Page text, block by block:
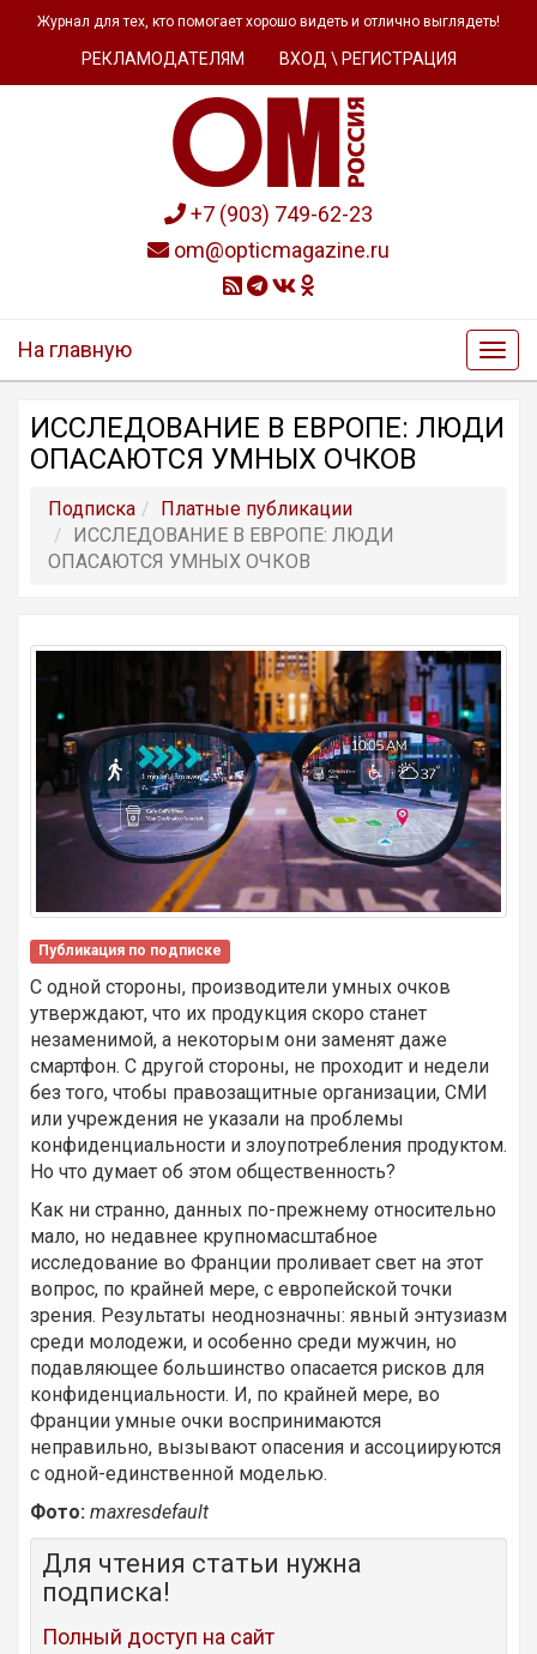
Журнал для тех, кто помогает хорошо видеть и отлично выглядеть!
РЕКЛАМОДАТЕЛЯМ ВХОД \ РЕГИСТРАЦИЯ
+7 (903) 749-62-23
om@opticmagazine.ru
На главную
ИССЛЕДОВАНИЕ В ЕВРОПЕ: ЛЮДИ
ОПАСАЮТСЯ УМНЫХ ОЧКОВ
Подписка
Платные публикации
ИССЛЕДОВАНИЕ В ЕВРОПЕ: ЛЮДИ
ОПАСАЮТСЯ УМНЫХ ОЧКОВ
Публикация по подписке
С одной стороны, производители умных очков
утверждают, что их продукция скоро станет
незаменимой, а некоторым они заменят даже
смартфон. С другой стороны, не проходит и недели
без того, чтобы правозащитные организации, СМИ
или учреждения не указали на проблемы
конфиденциальности и злоупотребления продуктом.
Но что думает об этом общественность?
Как ни странно, данных по-прежнему относительно
мало, но недавнее крупномасштабное
исследование во Франции проливает свет на этот
вопрос, по крайней мере, с европейской точки
зрения. Результаты неоднозначны: явный энтузиазм
среди молодежи, и особенно среди мужчин, но
подавляющее большинство опасается рисков для
конфиденциальности. И, по крайней мере, во
Франции умные очки воспринимаются
неправильно, вызывают опасения и ассоциируются
с одной-единственной моделью.
Фото: maxresdefault
Для чтения статьи нужна
подписка!
Полный доступ на сайт